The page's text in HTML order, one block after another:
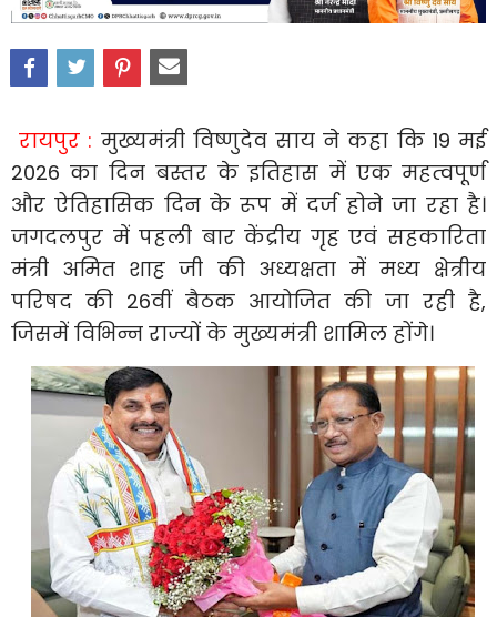
रायपुर : मुख्यमंत्री विष्णुदेव साय ने कहा कि 19 मई
2026 का दिन बस्तर के इतिहास में एक महत्वपूर्ण
और ऐतिहासिक दिन के रूप में दर्ज होने जा रहा है।
जगदलपुर में पहली बार केंद्रीय गृह एवं सहकारिता
मंत्री अमित शाह जी की अध्यक्षता में मध्य क्षेत्रीय
परिषद की 26वीं बैठक आयोजित की जा रही है,
जिसमें विभिन्न राज्यों के मुख्यमंत्री शामिल होंगे।